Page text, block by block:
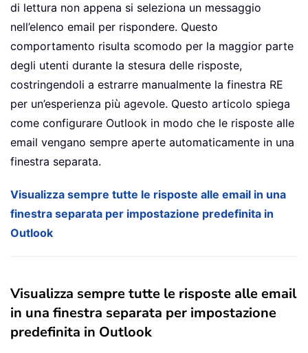
di lettura non appena si seleziona un messaggio
nell’elenco email per rispondere. Questo
comportamento risulta scomodo per la maggior parte
degli utenti durante la stesura delle risposte,
costringendoli a estrarre manualmente la finestra RE
per un’esperienza più agevole. Questo articolo spiega
come configurare Outlook in modo che le risposte alle
email vengano sempre aperte automaticamente in una
finestra separata.
Visualizza sempre tutte le risposte alle email in una
finestra separata per impostazione predefinita in
Outlook
Visualizza sempre tutte le risposte alle email
in una finestra separata per impostazione
predefinita in Outlook